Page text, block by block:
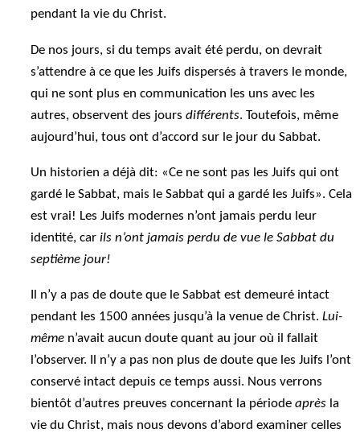
pendant la vie du Christ.
De nos jours, si du temps avait été perdu, on devrait
s’attendre à ce que les Juifs dispersés à travers le monde,
qui ne sont plus en communication les uns avec les
autres, observent des joursdifférents. Toutefois, même
aujourd’hui, tous ont d’accord sur le jour du Sabbat.
Un historien a déjà dit: «Ce ne sont pas les Juifs qui ont
gardé le Sabbat, mais le Sabbat qui a gardé les Juifs». Cela
est vrai! Les Juifs modernes n’ont jamais perdu leur
identité, carils n’ont jamais perdu de vue le Sabbat du
septième jour!
Il n’y a pas de doute que le Sabbat est demeuré intact
pendant les 1500 années jusqu’à la venue de Christ.Lui-
même n’avait aucun doute quant au jour où il fallait
l’observer. Il n’y a pas non plus de doute que les Juifs l’ont
conservé intact depuis ce temps aussi. Nous verrons
bientôt d’autres preuves concernant la périodeaprès la
vie du Christ, mais nous devons d’abord examiner celles